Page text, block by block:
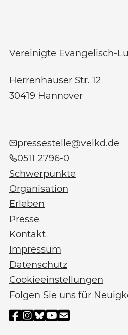
Vereinigte Evangelisch-
Herrenhäuser Str. 12
30419 Hannover
pressestelle@velkd.de
0511 2796-0
Schwerpunkte
Organisation
Erleben
Presse
Kontakt
Impressum
Datenschutz
Cookieeinstellungen
Folgen Sie uns für